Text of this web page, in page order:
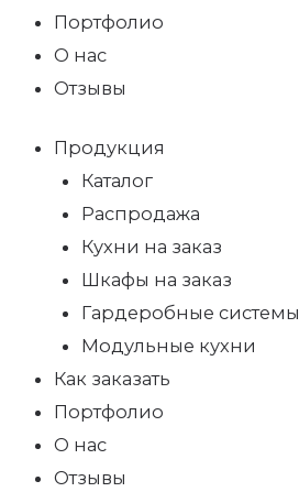
Портфолио
О нас
Отзывы
Продукция
Каталог
Распродажа
Кухни на заказ
Шкафы на заказ
Гардеробные системы
Модульные кухни
Как заказать
Портфолио
О нас
Отзывы